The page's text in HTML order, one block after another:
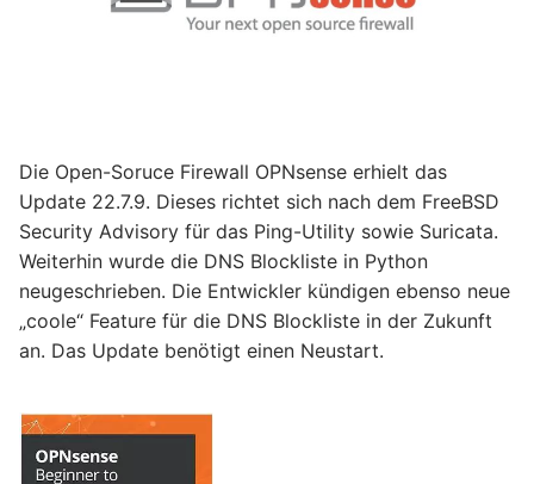
Die Open-Soruce Firewall OPNsense erhielt das
Update 22.7.9. Dieses richtet sich nach dem FreeBSD
Security Advisory für das Ping-Utility sowie Suricata.
Weiterhin wurde die DNS Blockliste in Python
neugeschrieben. Die Entwickler kündigen ebenso neue
„coole“ Feature für die DNS Blockliste in der Zukunft
an. Das Update benötigt einen Neustart.